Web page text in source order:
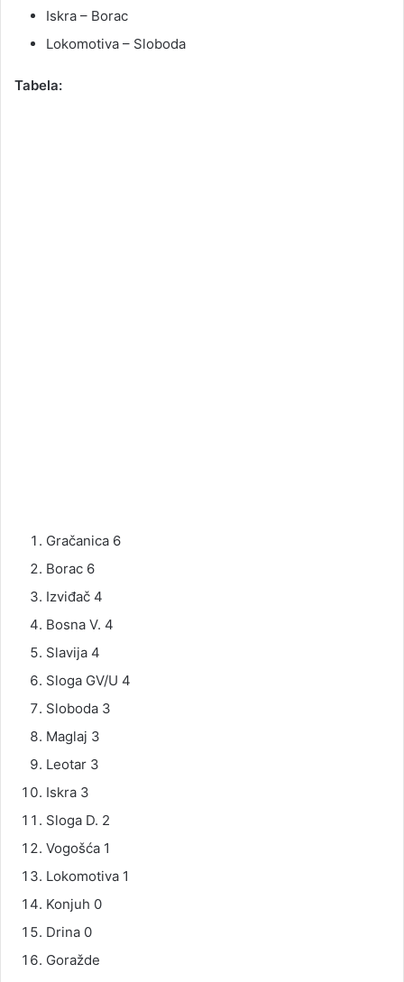
Iskra – Borac
Lokomotiva – Sloboda
Tabela:
Gračanica 6
Borac 6
Izviđač 4
Bosna V. 4
Slavija 4
Sloga GV/U 4
Sloboda 3
Maglaj 3
Leotar 3
Iskra 3
Sloga D. 2
Vogošća 1
Lokomotiva 1
Konjuh 0
Drina 0
Goražde